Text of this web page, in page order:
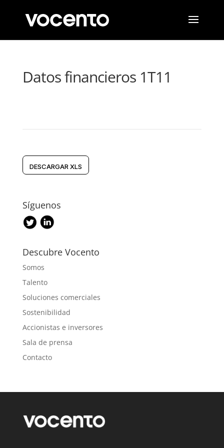
Datos financieros 1T11
DESCARGAR XLS
Síguenos
Descubre Vocento
Somos
Talento
Soluciones comerciales
Sostenibilidad
Accionistas e inversores
Sala de prensa
Contacto